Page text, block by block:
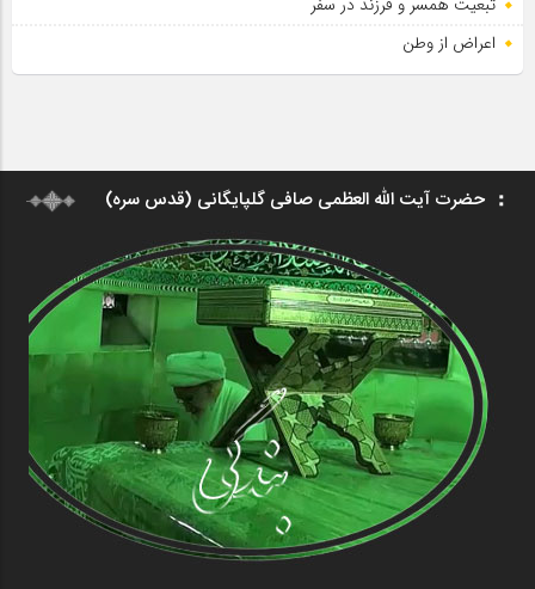
اعراض از وطن
حضرت آیت الله العظمی صافی گلپایگانی (قدس سره)